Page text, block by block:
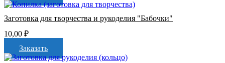
Заготовка для творчества и рукоделия "Бабочки"
10,00 ₽
Заказать